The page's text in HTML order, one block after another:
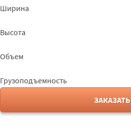
Ширина
Высота
Объем
Грузоподъемность
ЗАКАЗАТЬ